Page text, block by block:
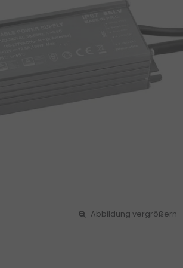
Abbildung vergrößern